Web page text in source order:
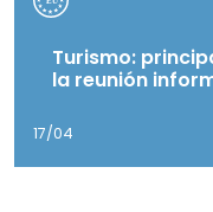
Turismo:
la reunión
17/04